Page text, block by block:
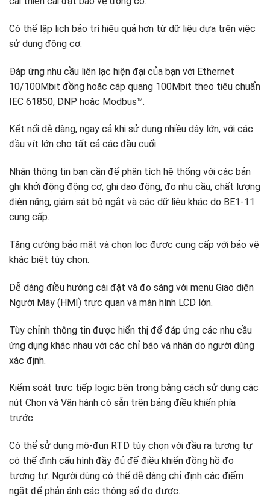
Có thể lập lịch bảo trì hiệu quả hơn từ dữ liệu dựa trên việc
sử dụng động cơ.
Đáp ứng nhu cầu liên lạc hiện đại của bạn với Ethernet
10/100Mbit đồng hoặc cáp quang 100Mbit theo tiêu chuẩn
IEC 61850, DNP hoặc Modbus™.
Kết nối dễ dàng, ngay cả khi sử dụng nhiều dây lớn, với các
đầu vít lớn cho tất cả các đầu cuối.
Nhận thông tin bạn cần để phân tích hệ thống với các bản
ghi khởi động động cơ, ghi dao động, đo nhu cầu, chất lượng
điện năng, giám sát bộ ngắt và các dữ liệu khác do BE1-11
cung cấp.
Tăng cường bảo mật và chọn lọc được cung cấp với bảo vệ
khác biệt tùy chọn.
Dễ dàng điều hướng cài đặt và đo sáng với menu Giao diện
Người Máy (HMI) trực quan và màn hình LCD lớn.
Tùy chỉnh thông tin được hiển thị để đáp ứng các nhu cầu
ứng dụng khác nhau với các chỉ báo và nhãn do người dùng
xác định.
Kiểm soát trực tiếp logic bên trong bằng cách sử dụng các
nút Chọn và Vận hành có sẵn trên bảng điều khiển phía
trước.
Có thể sử dụng mô-đun RTD tùy chọn với đầu ra tương tự
có thể định cấu hình đầy đủ để điều khiển đồng hồ đo
tương tự. Người dùng có thể dễ dàng chỉ định các điểm
ngắt để phản ánh các thông số đo được.